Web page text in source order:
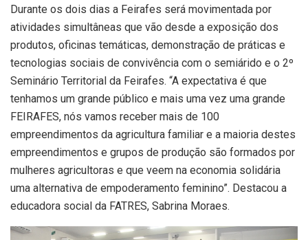
Durante os dois dias a Feirafes será movimentada por
atividades simultâneas que vão desde a exposição dos
produtos, oficinas temáticas, demonstração de práticas e
tecnologias sociais de convivência com o semiárido e o 2º
Seminário Territorial da Feirafes. “A expectativa é que
tenhamos um grande público e mais uma vez uma grande
FEIRAFES, nós vamos receber mais de 100
empreendimentos da agricultura familiar e a maioria destes
empreendimentos e grupos de produção são formados por
mulheres agricultoras e que veem na economia solidária
uma alternativa de empoderamento feminino”. Destacou a
educadora social da FATRES, Sabrina Moraes.